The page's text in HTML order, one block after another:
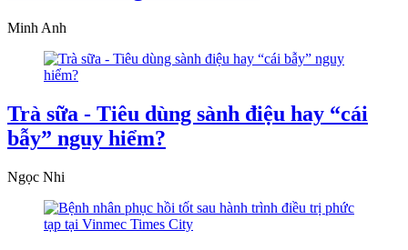
Minh Anh
Trà sữa - Tiêu dùng sành điệu hay “cái
bẫy” nguy hiểm?
Ngọc Nhi